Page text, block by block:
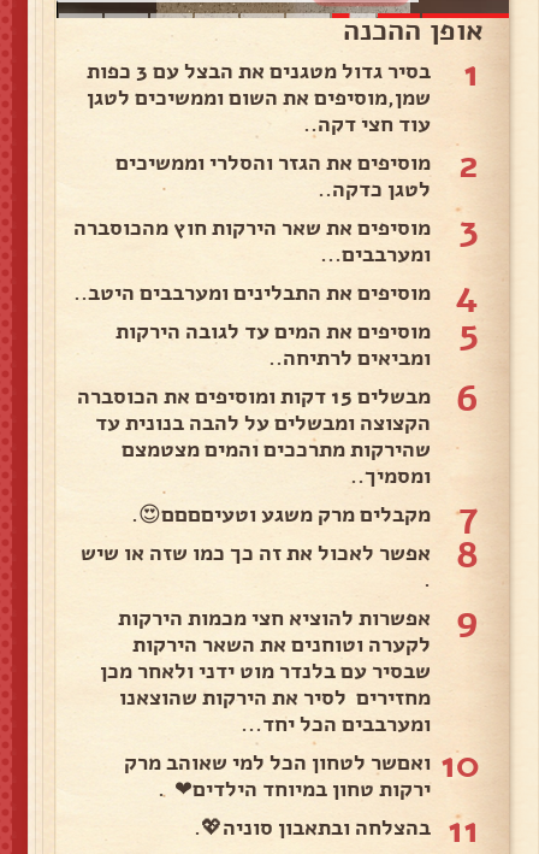
אופן ההכנה
1
בסיר גדול מטגנים את הבצל עם 3 כפות
שמן,מוסיפים את השום וממשיכים לטגן
עוד חצי דקה..
2
מוסיפים את הגזר והסלרי וממשיכים
לטגן כדקה..
3
מוסיפים את שאר הירקות חוץ מהכוסברה
ומערבבים...
4 מוסיפים את התבלינים ומערבבים היטב..
5
מוסיפים את המים עד לגובה הירקות
ומביאים לרתיחה..
6
מבשלים 15 דקות ומוסיפים את הכוסברה
הקצוצה ומבשלים על להבה בנונית עד
שהירקות מתרככים והמים מצטמצם
ומסמיך..
7 מקבלים מרק משגע וטעיםםםם😍.
8
אפשר לאכול את זה כך כמו שזה או שיש
.
9
אפשרות להוציא חצי מכמות הירקות
לקערה וטוחנים את השאר הירקות
שבסיר עם בלנדר מוט ידני ולאחר מכן
מחזירים לסיר את הירקות שהוצאנו
ומערבבים הכל יחד...
10 ואםשר לטחון הכל למי שאוהב מרק
ירקות טחון במיוחד הילדים❤ .
11 בהצלחה ובתאבון סוניה💖.